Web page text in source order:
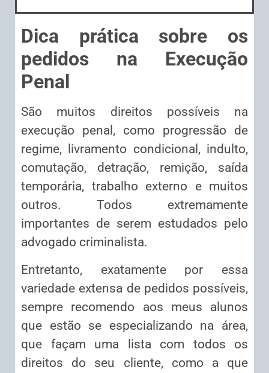
Dica prática sobre os
pedidos na Execução
Penal
São muitos direitos possíveis na
execução penal, como progressão de
regime, livramento condicional, indulto,
comutação, detração, remição, saída
temporária, trabalho externo e muitos
outros. Todos extremamente
importantes de serem estudados pelo
advogado criminalista.
Entretanto, exatamente por essa
variedade extensa de pedidos possíveis,
sempre recomendo aos meus alunos
que estão se especializando na área,
que façam uma lista com todos os
direitos do seu cliente, como a que